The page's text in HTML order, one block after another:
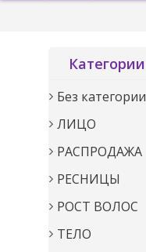
Категории
Без категории
ЛИЦО
РАСПРОДАЖА
РЕСНИЦЫ
РОСТ ВОЛОС
ТЕЛО